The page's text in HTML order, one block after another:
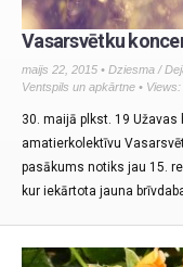
Vasarsvētku
maijs 22, 2015 • Dziesma /
Ventspils un apkārtne •
30. maijā plkst. 19
amatierkolektīvu
pasākums notiks jau 15.
kur iekārtota jauna